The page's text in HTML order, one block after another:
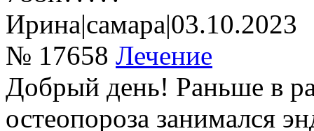
Ирина|самара|03.10.2023
№ 17658 Лечение
Добрый день! Раньше в
остеопороза занимался